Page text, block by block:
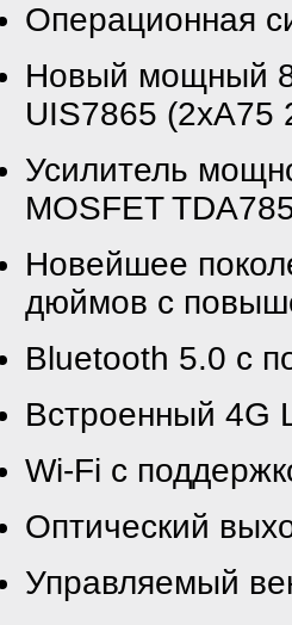
Операционная
Новый мощный
UIS7865 (2xA75
Усилитель
MOSFET
Новейшее
дюймов с
Bluetooth 5.0 с
Встроенный 4G
Wi-Fi с
Оптический
Управляемый